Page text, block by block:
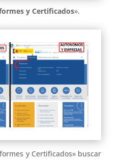
y Certificados».
y Certificados» buscar